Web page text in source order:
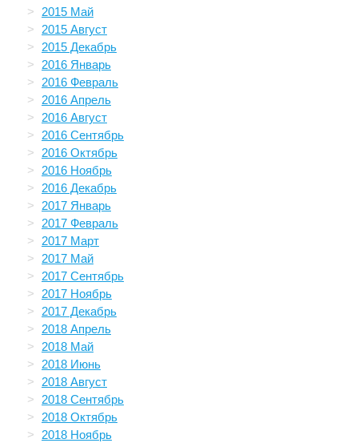
2015 Май
2015 Август
2015 Декабрь
2016 Январь
2016 Февраль
2016 Апрель
2016 Август
2016 Сентябрь
2016 Октябрь
2016 Ноябрь
2016 Декабрь
2017 Январь
2017 Февраль
2017 Март
2017 Май
2017 Сентябрь
2017 Ноябрь
2017 Декабрь
2018 Апрель
2018 Май
2018 Июнь
2018 Август
2018 Сентябрь
2018 Октябрь
2018 Ноябрь